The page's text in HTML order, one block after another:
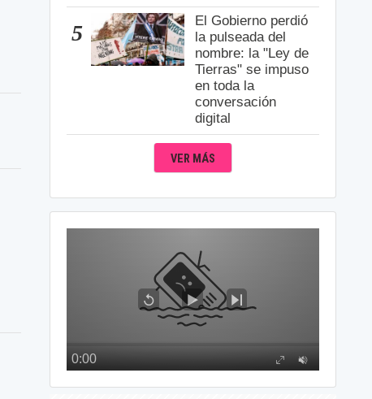
5
El Gobierno perdió
la pulseada del
nombre: la "Ley de
Tierras" se impuso
en toda la
conversación
digital
VER MÁS